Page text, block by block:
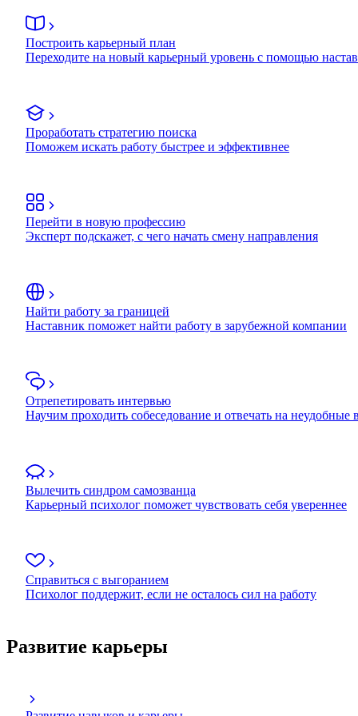
Построить карьерный план
Переходите на новый карьерный уровень с помощью
Проработать стратегию поиска
Поможем искать работу быстрее и эффективнее
Перейти в новую профессию
Эксперт подскажет, с чего начать смену направления
Найти работу за границей
Наставник поможет найти работу в зарубежной компании
Отрепетировать интервью
Научим проходить собеседование и отвечать на неудобные
Вылечить синдром самозванца
Карьерный психолог поможет чувствовать себя увереннее
Справиться с выгоранием
Психолог поддержит, если не осталось сил на работу
Развитие карьеры